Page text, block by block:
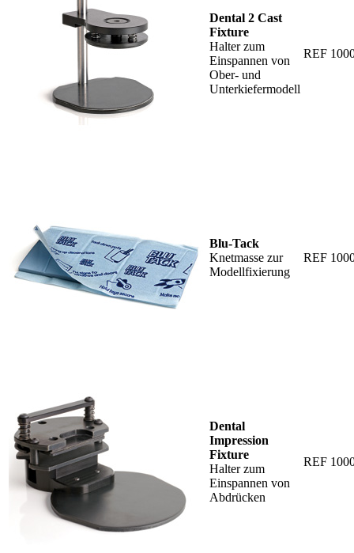
Dental 2 Cast
Fixture
Halter zum
Einspannen von
Ober- und
Unterkiefermodell
REF
Blu-Tack
Knetmasse zur
Modellfixierung
REF
Dental
Impression
Fixture
Halter zum
Einspannen von
Abdrücken
REF